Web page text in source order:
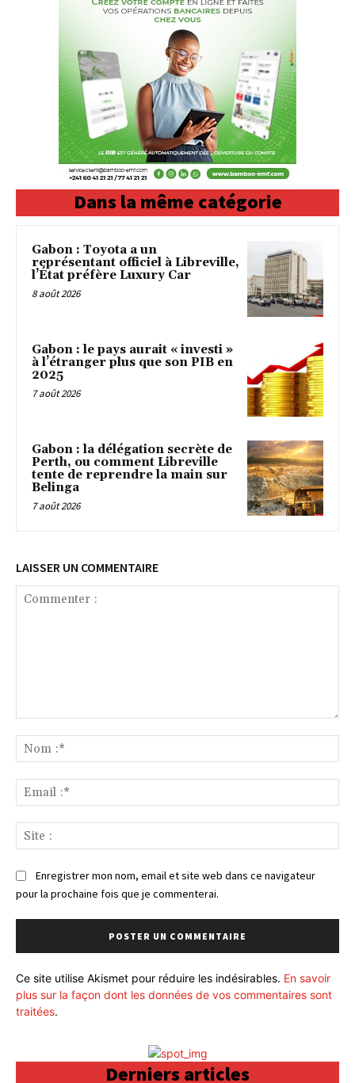
Dans la même catégorie
Gabon : Toyota a un
représentant officiel à Libreville,
l’État préfère Luxury Car
8 août 2026
Gabon : le pays aurait « investi »
à l’étranger plus que son PIB en
2025
7 août 2026
Gabon : la délégation secrète de
Perth, ou comment Libreville
tente de reprendre la main sur
Belinga
7 août 2026
LAISSER UN COMMENTAIRE
:*
:*
:
Enregistrer mon nom, email et site web dans ce navigateur
pour la prochaine fois que je commenterai.
Ce site utilise Akismet pour réduire les indésirables. En savoir
plus sur la façon dont les données de vos commentaires sont
traitées.
Derniers articles